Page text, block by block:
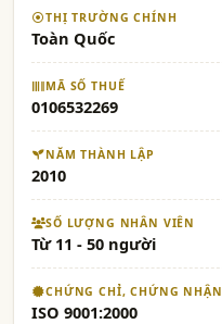
THỊ TRƯỜNG CHÍNH
Toàn Quốc
MÃ SỐ THUẾ
0106532269
NĂM THÀNH LẬP
2010
SỐ LƯỢNG NHÂN VIÊN
Từ 11 - 50 người
CHỨNG CHỈ, CHỨNG NHẬN
ISO 9001:2000